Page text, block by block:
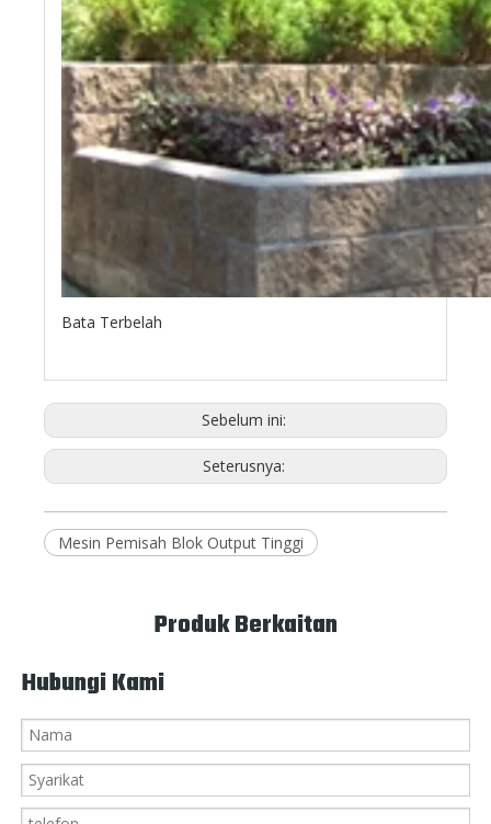
Bata Terbelah
Sebelum ini:
Seterusnya:
Mesin Pemisah Blok Output Tinggi
Produk Berkaitan
Hubungi Kami